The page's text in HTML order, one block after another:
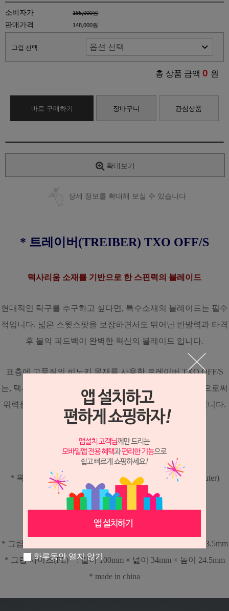
소비자가 185,000원
판매가격 148,000원
그립 선택
총 상품 금액 0 원
바로 구매하기 장바구니 관심상품
확대보기
상세 정보를 확대해 보실 수 있습니다
* 트레이버(TREIBER) TXO OFF/S
텍사리움 소재를 기반으로 한 스핀력의 블레이드
현대적인 탁구를 추구하고 싶다면, 특수소재의 블레이드는 필수
적입니다. 넓은 스윗스팟을 보장하면서도 뛰어난 반발력과 타격
후 볼의 피드백이 완벽한 혁신의 블레이드 입니다.
표층에 고품질의 히노키 목재를 사용한 트레이버 TXO OFF/S
는, 텍사리움 특수소재를 바깥층에 배치하고 두께를 높임으로써
위력을 더 하고 있는 감각적인 첨단의 최고급 블레이드 입니다.
* 타입 : 공격형 쉐이크
* 스피드 : OFF/S
* 목재구성 : 5겹 합판 + 2겹 TXL-Fiber 아우터(Outer)
* 사이즈 : 157mm × 151mm
* 판두께 :6.4
± 0.2mm
* 평균중량 : 82~88g
* 그립 사이즈(ST) : 길이 100mm × 넓이 28.5mm × 높이 23.5mm
* 그립 사이즈(FL) : 길이 100mm × 넓이 34mm × 높이 24.5mm
* made in china
하루동안 열지 않기